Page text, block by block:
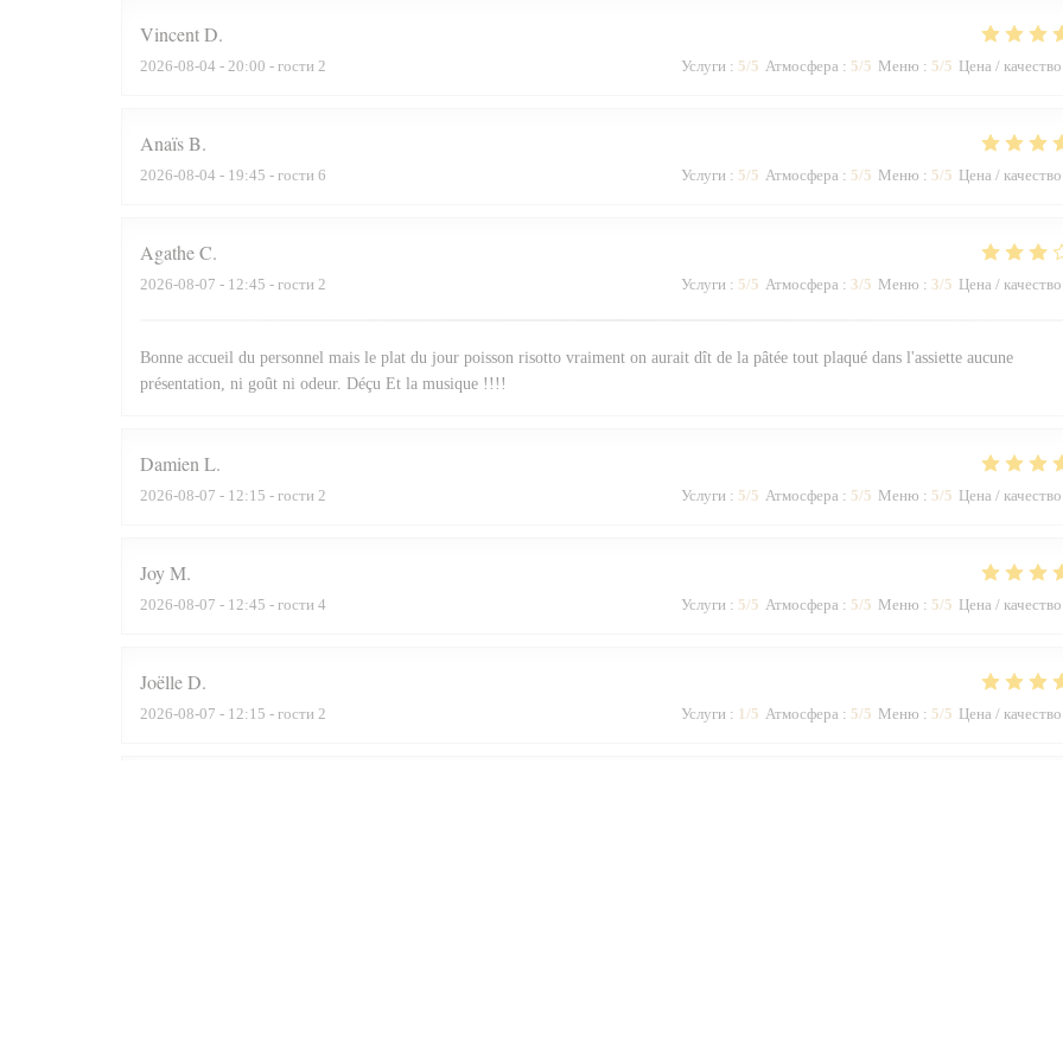
VincentD
2026-08-04 - 20:00 - гости 2 Услуги : 5/5 Атмосфера : 5/5 Меню : 5/5 Цена / качество
AnaïsB
2026-08-04 - 19:45 - гости 6 Услуги : 5/5 Атмосфера : 5/5 Меню : 5/5 Цена / качество
AgatheC
2026-08-07 - 12:45 - гости 2 Услуги : 5/5 Атмосфера : 3/5 Меню : 3/5 Цена / качество
Bonne accueil du personnel mais le plat du jour poisson risotto vraiment on aurait dît de la pâtée tout plaqué dans l'assiette aucune
présentation, ni goût ni odeur. Déçu Et la musique !!!!
Damien L
2026-08-07 - 12:15 - гости 2 Услуги : 5/5 Атмосфера : 5/5 Меню : 5/5 Цена / качество
JoyM
2026-08-07 - 12:45 - гости 4 Услуги : 5/5 Атмосфера : 5/5 Меню : 5/5 Цена / качество
JoëlleD
2026-08-07 - 12:15 - гости 2 Услуги : 1 /5 Атмосфера : 5/5 Меню : 5/5 Цена / качество